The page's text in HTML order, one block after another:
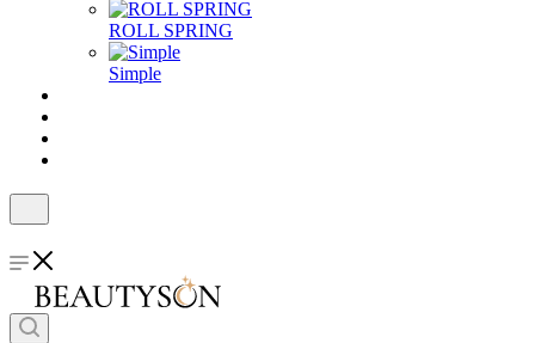
ROLL SPRING
Simple